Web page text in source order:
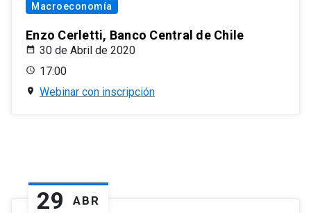
Macroeconomía
Enzo Cerletti, Banco Central de Chile
30 de Abril de 2020
17:00
Webinar con inscripción
29 ABR